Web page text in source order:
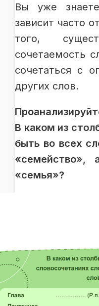
Вы уже
зависит часто
того,
сочетаемость
сочетаться с
других слов.
В каком из
быть во всех
«семья»?